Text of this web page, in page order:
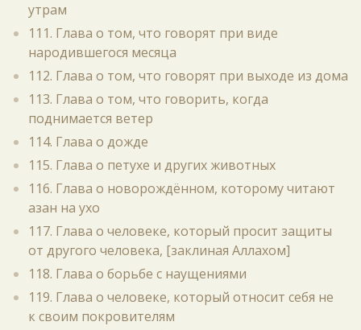
утрам
111. Глава о том, что говорят при виде
народившегося месяца
112. Глава о том, что говорят при выходе из дома
113. Глава о том, что говорить, когда
поднимается ветер
114. Глава о дожде
115. Глава о петухе и других животных
116. Глава о новорождённом, которому читают
азан на ухо
117. Глава о человеке, который просит защиты
от другого человека, [заклиная Аллахом]
118. Глава о борьбе с наущениями
119. Глава о человеке, который относит себя не
к своим покровителям